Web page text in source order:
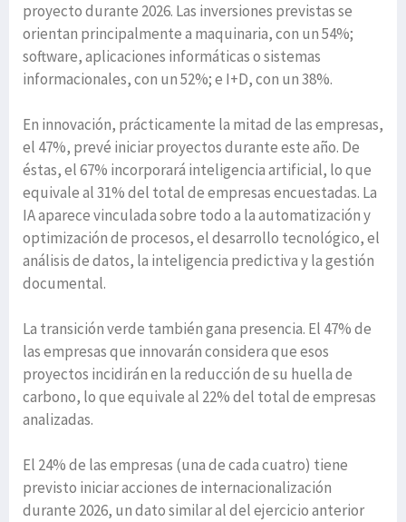
proyecto durante 2026. Las inversiones previstas se
orientan principalmente a maquinaria, con un 54%;
software, aplicaciones informáticas o sistemas
informacionales, con un 52%; e I+D, con un 38%.
En innovación, prácticamente la mitad de las empresas,
el 47%, prevé iniciar proyectos durante este año. De
éstas, el 67% incorporará inteligencia artificial, lo que
equivale al 31% del total de empresas encuestadas. La
IA aparece vinculada sobre todo a la automatización y
optimización de procesos, el desarrollo tecnológico, el
análisis de datos, la inteligencia predictiva y la gestión
documental.
La transición verde también gana presencia. El 47% de
las empresas que innovarán considera que esos
proyectos incidirán en la reducción de su huella de
carbono, lo que equivale al 22% del total de empresas
analizadas.
El 24% de las empresas (una de cada cuatro) tiene
previsto iniciar acciones de internacionalización
durante 2026, un dato similar al del ejercicio anterior